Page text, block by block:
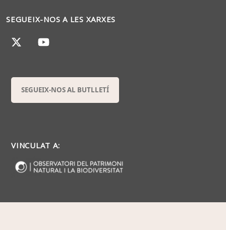
SEGUEIX-NOS A LES XARXES
SEGUEIX-NOS AL BUTLLETÍ
VINCULAT A: